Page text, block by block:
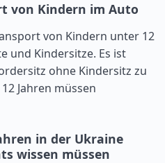
von Kindern im Auto
von Kindern unter 12
und Kindersitze. Es ist
ohne Kindersitz zu
Jahren müssen
in der Ukraine
wissen müssen